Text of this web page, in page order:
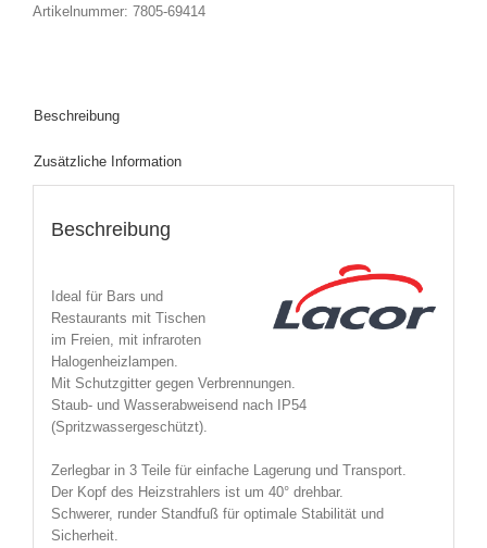
Artikelnummer: 7805-69414
Beschreibung
Zusätzliche Information
Beschreibung
Ideal für Bars und
Restaurants mit Tischen
im Freien, mit infraroten
Halogenheizlampen.
Mit Schutzgitter gegen Verbrennungen.
Staub- und Wasserabweisend nach IP54
(Spritzwassergeschützt).
Zerlegbar in 3 Teile für einfache Lagerung und Transport.
Der Kopf des Heizstrahlers ist um 40° drehbar.
Schwerer, runder Standfuß für optimale Stabilität und
Sicherheit.